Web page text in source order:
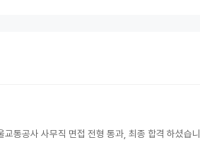
통공사 사무직 면접 전형 통과, 최종 합격 하셨습니